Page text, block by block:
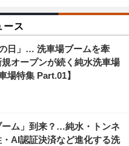
ース
日」… 洗車場ブームを牽
オープンが続く純水洗車場
場特集 Part.01】
ム」到来？…純水・トンネ
AI認証決済など進化する洗